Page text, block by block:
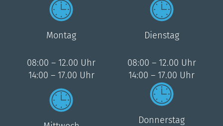
Montag
08:00 – 12.00 Uhr
14:00 – 17.00 Uhr
Dienstag
08:00 – 12.00 Uhr
14:00 – 17.00 Uhr
Donnerstag